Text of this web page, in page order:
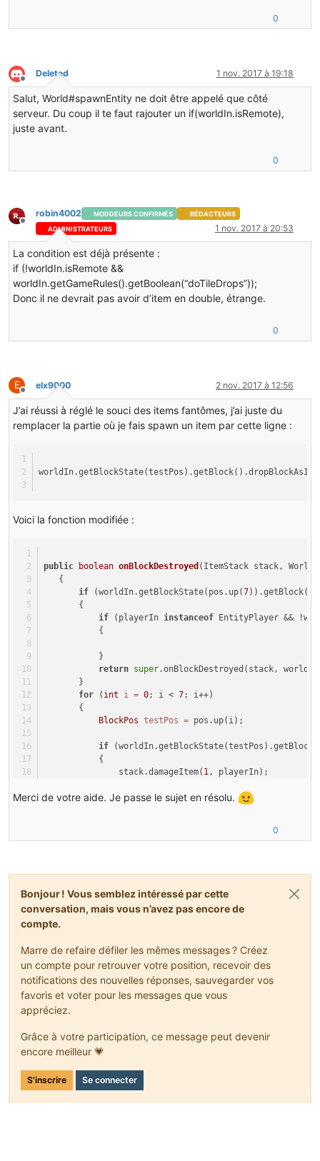
worldIn.setBlockToAir(testPos);
}
.onBlockDestroyed(stack,
}
}
return super.onBlockDestroyed(stack, worldIn,
0
Hors-ligne
Deleted 1 nov. 2017 à 19:18
Salut, World#spawnEntity ne doit être appelé que côté
serveur. Du coup il te faut rajouter un if(worldIn.isRemote),
juste avant.
0
Hors-ligne
robin4002 MODDEURS CONFIRMÉS
RÉDACTEURS
ADMINISTRATEURS
1 nov. 2017 à 20:53
La condition est déjà présente :
if (!worldIn.isRemote &&
worldIn.getGameRules().getBoolean(“doTileDrops”));
Donc il ne devrait pas avoir d’item en double, étrange.
0
E
Hors-ligne
elx9000 2 nov. 2017 à 12:56
J’ai réussi à réglé le souci des items fantômes, j’ai juste du
remplacer la partie où je fais spawn un item par cette ligne :
Voici la fonction modifiée :
public boolean onBlockDestroyed (ItemStack stack,
{
if (worldIn.getBlockState(pos.up(7
{
if (playerIn instanceof EntityPlayer &&
{
}
return super.onBlockDestroyed(stack,
}
for ( int i = 0; i < 7; i++)
{
BlockPos testPos = pos.up(i);
if
{
stack.damageItem( 1, playerIn);
if (!worldIn.isRemote &&
else
{
return super.onBlockDestroyed(stack,
}
}
}
Merci de votre aide. Je passe le sujet en résolu.
0
Bonjour ! Vous semblez intéressé par cette
conversation, mais vous n’avez pas encore de
compte.
Marre de refaire défiler les mêmes messages ? Créez
un compte pour retrouver votre position, recevoir des
notifications des nouvelles réponses, sauvegarder vos
favoris et voter pour les messages que vous
appréciez.
Grâce à votre participation, ce message peut devenir
encore meilleur 💗
S'inscrire Se connecter